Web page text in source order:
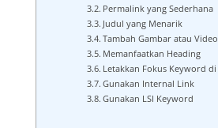
Permalink yang Sederhana
Judul yang Menarik
Tambah Gambar atau Video
Memanfaatkan Heading
Letakkan Fokus Keyword
Gunakan Internal Link
Gunakan LSI Keyword